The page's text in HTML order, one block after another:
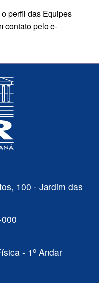
perfil das Equipes
contato pelo e-
100 - Jardim das
- 1 o Andar